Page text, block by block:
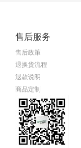
售后服务
售后政策
退换货流程
退款说明
商品定制